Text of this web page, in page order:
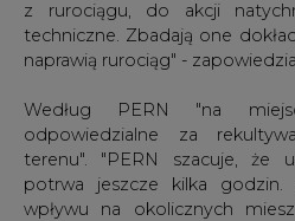
z rurociągu, do akcji
techniczne. Zbadają one
naprawią rurociąg" -
Według PERN "na
odpowiedzialne za
terenu". "PERN szacuje, że
potrwa jeszcze kilka godzin.
wpływu na okolicznych